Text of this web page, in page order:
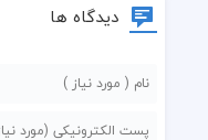
دیدگاه ها